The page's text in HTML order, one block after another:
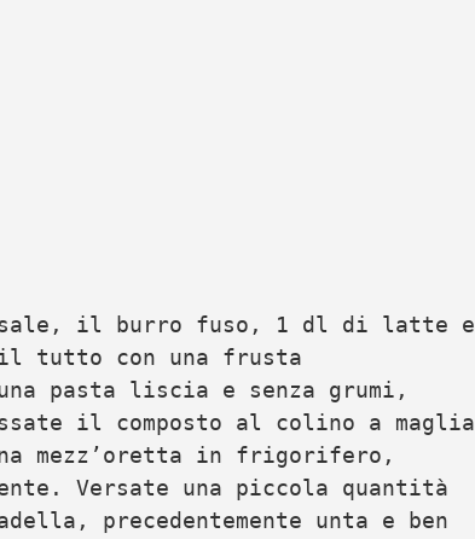
sale, il burro fuso, 1 dl di latte e
tutto con una frusta
pasta liscia e senza grumi,
il composto al colino a maglia
mezz’oretta in frigorifero,
Versate una piccola quantità
precedentemente unta e ben